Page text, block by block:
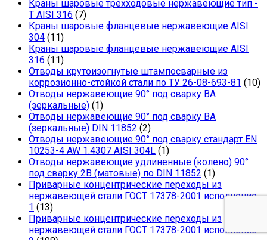
Краны шаровые трехходовые нержавеющие тип -
T AISI 316 (7)
Краны шаровые фланцевые нержавеющие AISI
304 (11)
Краны шаровые фланцевые нержавеющие AISI
316 (11)
Отводы крутоизогнутые штампосварные из
коррозионно-стойкой стали по ТУ 26-08-693-81 (10)
Отводы нержавеющие 90° под сварку ВА
(зеркальные) (1)
Отводы нержавеющие 90° под сварку ВА
(зеркальные) DIN 11852 (2)
Отводы нержавеющие 90° под сварку стандарт EN
10253-4 AW 1.4307 AISI 304L (1)
Отводы нержавеющие удлиненные (колено) 90°
под сварку 2В (матовые) по DIN 11852 (1)
Приварные концентрические переходы из
нержавеющей стали ГОСТ 17378-2001 исполнение
1 (13)
Приварные концентрические переходы из
нержавеющей стали ГОСТ 17378-2001 исполнение
2 (108)